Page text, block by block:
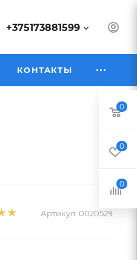
+375173881599
КОНТАКТЫ
Артикул: 0020529
0
0
0